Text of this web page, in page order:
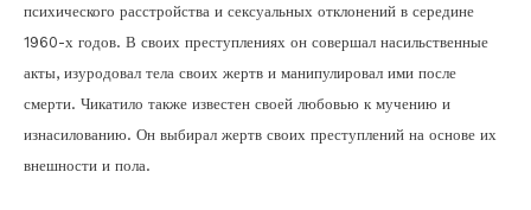
психического расстройства и сексуальных отклонений в середине
1960-х годов. В своих преступлениях он совершал насильственные
акты, изуродовал тела своих жертв и манипулировал ими после
смерти. Чикатило также известен своей любовью к мучению и
изнасилованию. Он выбирал жертв своих преступлений на основе их
внешности и пола.